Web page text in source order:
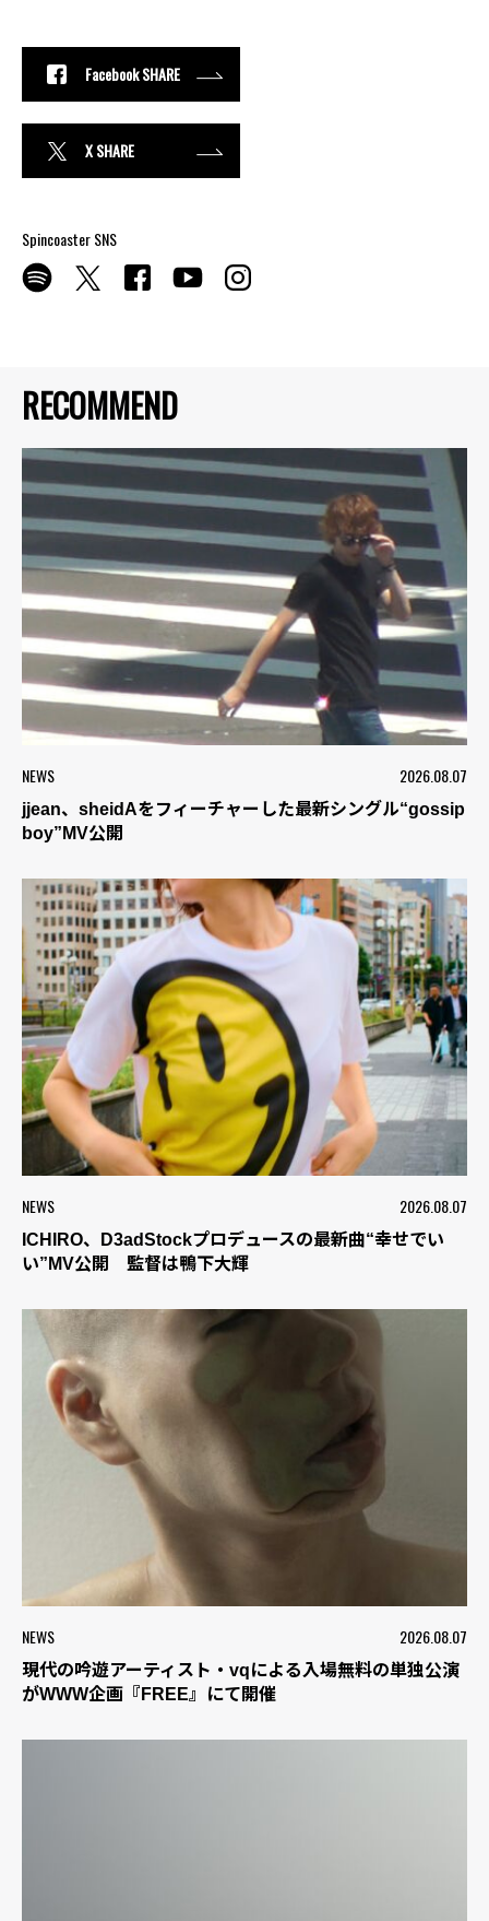
RECOMMEND
NEWS 2026.08.07
jjean、sheidAをフィーチャーした最新シングル“gossip
boy”MV公開
NEWS 2026.08.07
ICHIRO、D3adStockプロデュースの最新曲“幸せでい
い”MV公開 監督は鴨下大輝
NEWS 2026.08.07
現代の吟遊アーティスト・vqによる入場無料の単独公演
がWWW企画『FREE』にて開催
Facebook SHARE
X SHARE
Spincoaster SNS